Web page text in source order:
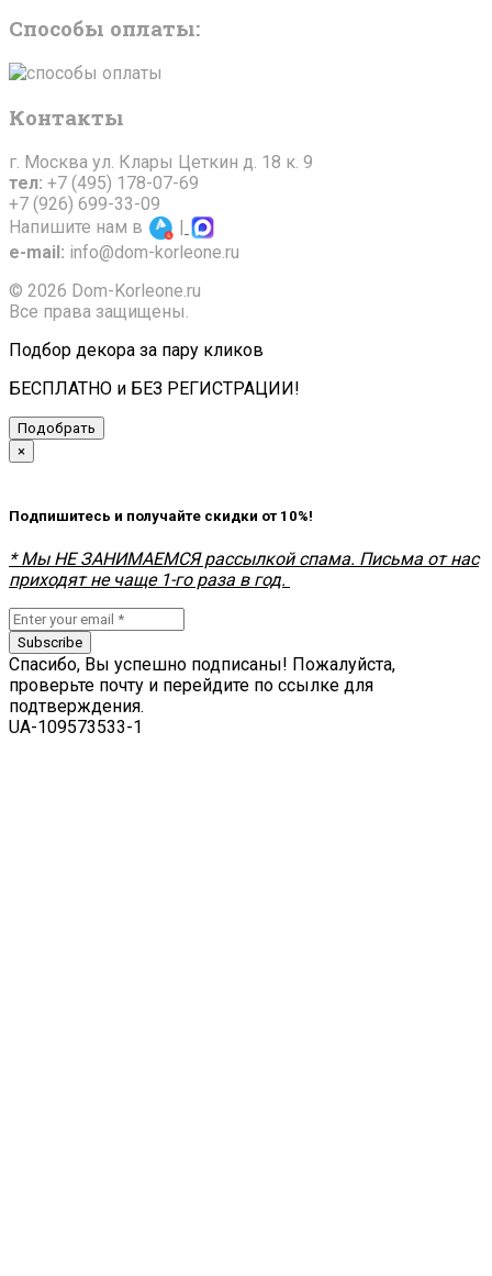
Способы оплаты:
Контакты
г. Москва ул. Клары Цеткин д. 18 к. 9
тел: +7 (495) 178-07-69
+7 (926) 699-33-09
Напишите нам в
|
e-mail: info@dom-korleone.ru
© 2026 Dom-Korleone.ru
Все права защищены.
Подбор декора за пару кликов
БЕСПЛАТНО и БЕЗ РЕГИСТРАЦИИ!
Подобрать
×
Подпишитесь и получайте скидки от 10%!
* Мы НЕ ЗАНИМАЕМСЯ рассылкой спама. Письма от нас
приходят не чаще 1-го раза в год.
Subscribe
Спасибо, Вы успешно подписаны! Пожалуйста,
проверьте почту и перейдите по ссылке для
подтверждения.
UA-109573533-1